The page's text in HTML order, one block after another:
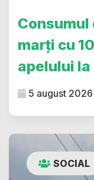
Consumul
marți cu
apelului
5 august 2026
SOCIAL